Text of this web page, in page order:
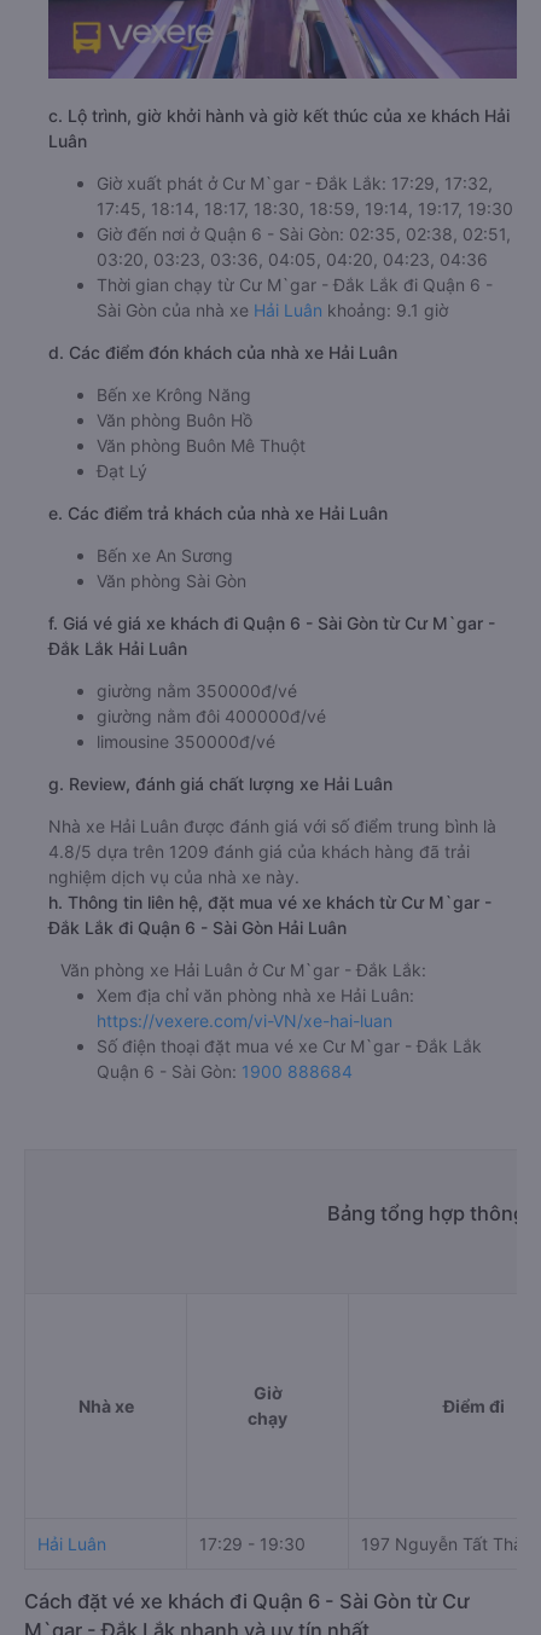
c. Lộ trình, giờ khởi hành và giờ kết thúc của xe khách Hải
Luân
Giờ xuất phát ở Cư M`gar - Đắk Lắk: 17:29, 17:32,
17:45, 18:14, 18:17, 18:30, 18:59, 19:14, 19:17, 19:30
Giờ đến nơi ở Quận 6 - Sài Gòn: 02:35, 02:38, 02:51,
03:20, 03:23, 03:36, 04:05, 04:20, 04:23, 04:36
Thời gian chạy từ Cư M`gar - Đắk Lắk đi Quận 6 -
Sài Gòn của nhà xe Hải Luân khoảng: 9.1 giờ
d. Các điểm đón khách của nhà xe Hải Luân
Bến xe Krông Năng
Văn phòng Buôn Hồ
Văn phòng Buôn Mê Thuột
Đạt Lý
e. Các điểm trả khách của nhà xe Hải Luân
Bến xe An Sương
Văn phòng Sài Gòn
f. Giá vé giá xe khách đi Quận 6 - Sài Gòn từ Cư M`gar -
Đắk Lắk Hải Luân
giường nằm 350000đ/vé
giường nằm đôi 400000đ/vé
limousine 350000đ/vé
g. Review, đánh giá chất lượng xe Hải Luân
Nhà xe Hải Luân được đánh giá với số điểm trung bình là
4.8/5 dựa trên 1209 đánh giá của khách hàng đã trải
nghiệm dịch vụ của nhà xe này.
h. Thông tin liên hệ, đặt mua vé xe khách từ Cư M`gar -
Đắk Lắk đi Quận 6 - Sài Gòn Hải Luân
Văn phòng xe Hải Luân ở Cư M`gar - Đắk Lắk:
Xem địa chỉ văn phòng nhà xe Hải Luân:
https://vexere.com/vi-VN/xe-hai-luan
Số điện thoại đặt mua vé xe Cư M`gar - Đắk Lắk
Quận 6 - Sài Gòn: 1900 888684
Bảng tổng hợp thông
Nhà xe
Giờ
chạy
Điểm đi
Hải Luân 17:29 - 19:30 197 Nguyễn Tất Thành
Cách đặt vé xe khách đi Quận 6 - Sài Gòn từ Cư
M`gar - Đắk Lắk nhanh và uy tín nhất